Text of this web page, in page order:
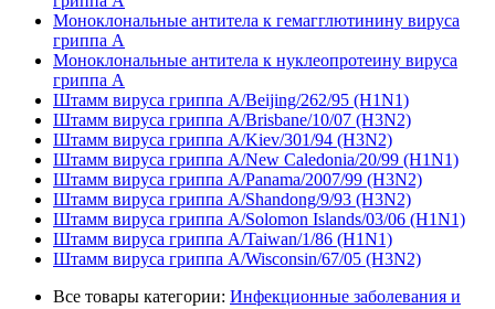
Моноклональные антитела к гемагглютинину вируса
гриппа A
Моноклональные антитела к нуклеопротеину вируса
гриппа А
Штамм вируса гриппа A/Beijing/262/95 (H1N1)
Штамм вируса гриппа A/Brisbane/10/07 (H3N2)
Штамм вируса гриппа A/Kiev/301/94 (H3N2)
Штамм вируса гриппа A/New Caledonia/20/99 (H1N1)
Штамм вируса гриппа A/Panama/2007/99 (H3N2)
Штамм вируса гриппа A/Shandong/9/93 (H3N2)
Штамм вируса гриппа A/Solomon Islands/03/06 (H1N1)
Штамм вируса гриппа A/Taiwan/1/86 (H1N1)
Штамм вируса гриппа A/Wisconsin/67/05 (H3N2)
Все товары категории: Инфекционные заболевания и